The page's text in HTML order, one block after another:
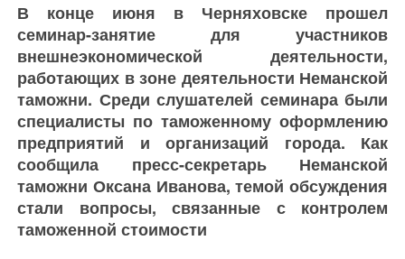
В конце июня в Черняховске прошел
семинар-занятие для участников
внешнеэкономической деятельности,
работающих в зоне деятельности Неманской
таможни. Среди слушателей семинара были
специалисты по таможенному оформлению
предприятий и организаций города. Как
сообщила пресс-секретарь Неманской
таможни Оксана Иванова, темой обсуждения
стали вопросы, связанные с контролем
таможенной стоимости